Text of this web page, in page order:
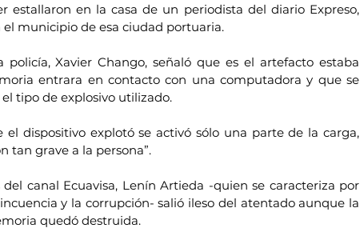
estallaron en la casa de un periodista del diario Expreso,
municipio de esa ciudad portuaria.
Xavier Chango, señaló que es el artefacto estaba
entrara en contacto con una computadora y que se
tipo de explosivo utilizado.
dispositivo explotó se activó sólo una parte de la carga,
tan grave a la persona”.
canal Ecuavisa, Lenín Artieda -quien se caracteriza por
y la corrupción- salió ileso del atentado aunque la
quedó destruida.